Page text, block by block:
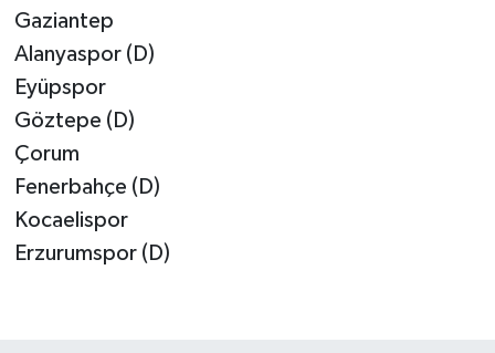
Gaziantep
Alanyaspor (D)
Eyüpspor
Göztepe (D)
Çorum
Fenerbahçe (D)
Kocaelispor
Erzurumspor (D)